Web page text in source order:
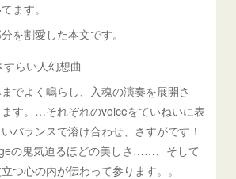
ます。
を割愛した本文です。
らい人幻想曲
でよく鳴らし、入魂の演奏を展開さ
す。…それぞれのvoiceをていねいに表
バランスで溶け合わせ、さすがです！
の鬼気迫るほどの美しさ……、そして
つ心の内が伝わって参ります。。